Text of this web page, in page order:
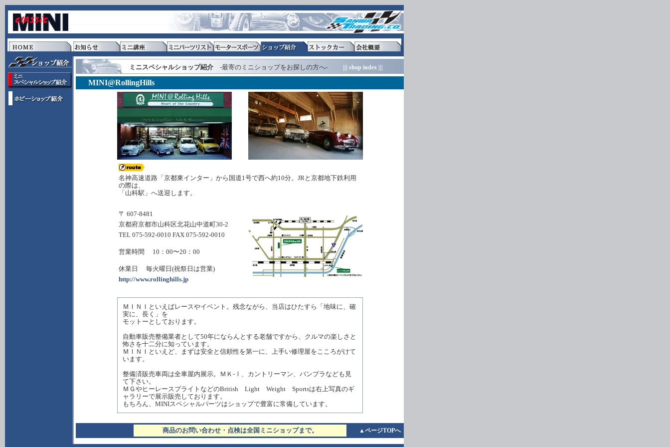
ミニスペシャルショップ紹介 -最寄のミニショップをお探しの方へ- ||| shop index |||
MINI@RollingHills
名神高速道路「京都東インター」から国道1号で西へ約10分。JRと京都地下鉄利用
の際は、
「山科駅」へ送迎します。
〒 607-8481
京都府京都市山科区北花山中道町30-2
TEL 075-592-0010 FAX 075-592-0010
営業時間 10：00〜20：00
休業日 毎火曜日(祝祭日は営業)
http://www.rollinghills.jp
ＭＩＮＩといえばレースやイベント。残念ながら、当店はひたすら「地味に、確
実に、長く」を
モットーとしております。
自動車販売整備業者として50年にならんとする老舗ですから、クルマの楽しさと
怖さを十二分に知っています。
ＭＩＮＩといえど、まずは安全と信頼性を第一に、上手い修理屋をこころがけて
います。
整備済販売車両は全車屋内展示。ＭＫ-Ⅰ、カントリーマン、バンプラなども見
て下さい。
ＭＧやヒーレースプライトなどのBritish Light Weight Sportsは右上写真のギ
ャラリーで展示販売しております。
もちろん、MINIスペシャルパーツはショップで豊富に常備しています。
商品のお問い合わせ・点検は全国ミニショップまで。 ▲ページTOPへ